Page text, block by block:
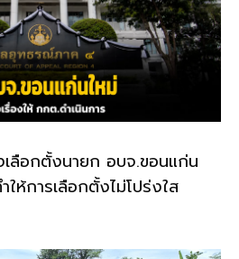
ลือกตั้งนายก อบจ.ขอนแก่น
ห้การเลือกตั้งไม่โปร่งใส